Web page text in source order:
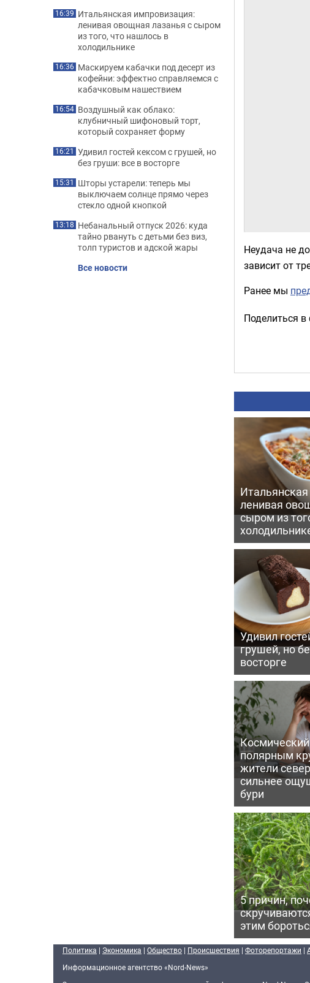
Неудача не
зависит от
Ранее мы
Поделиться в
ленивая
сыром из
Удивил
грушей, но
восторге
полярным
жители
сильнее
бури
5 причин,
этим
16:39 Итальянская импровизация:
ленивая овощная лазанья с сыром
из того, что нашлось в
холодильнике
16:36 Маскируем кабачки под десерт из
кофейни: эффектно справляемся с
кабачковым нашествием
16:54 Воздушный как облако:
клубничный шифоновый торт,
который сохраняет форму
16:21 Удивил гостей кексом с грушей, но
без груши: все в восторге
15:31 Шторы устарели: теперь мы
выключаем солнце прямо через
стекло одной кнопкой
13:18 Небанальный отпуск 2026: куда
тайно рвануть с детьми без виз,
толп туристов и адской жары
Все новости
Политика | Экономика | Общество | Происшествия | Фоторепортажи |
Информационное агентство «Nord-News»